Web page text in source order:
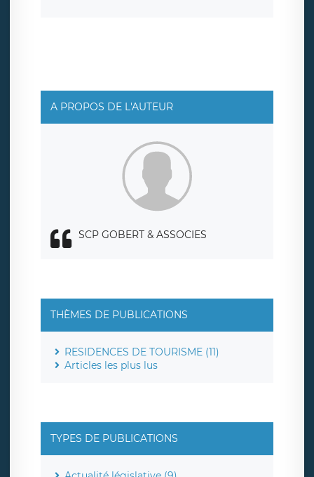
rue Léopold Sédar Senghor, joignable à l’adresse mail :
responsabledetraitement@legavox.fr. Vous avez
également le droit d’introduire une réclamation auprès
d’une autorité de contrôle.
A PROPOS DE L'AUTEUR
SCP GOBERT & ASSOCIES
THÈMES DE PUBLICATIONS
RESIDENCES DE TOURISME (11)
Articles les plus lus
TYPES DE PUBLICATIONS